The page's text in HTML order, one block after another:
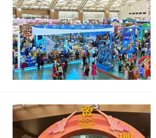
Sản phẩm
Thị trường
Tư vấn